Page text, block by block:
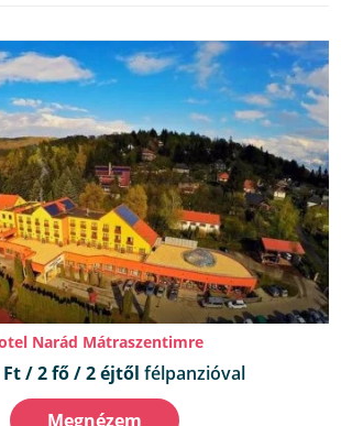
Narád Mátraszentimre
Ft / 2 fő / 2 éjtől félpanzióval
Megnézem